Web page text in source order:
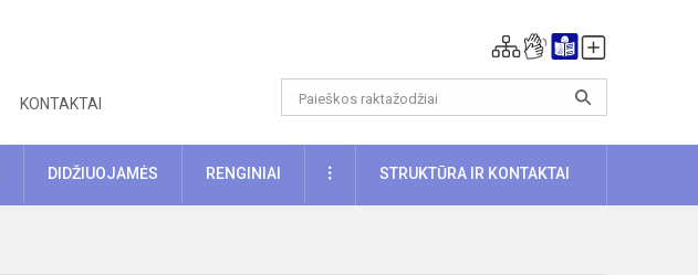
KONTAKTAI
DIDŽIUOJAMĖS RENGINIAI DAUGIAUSTRUKTŪRA IR KONTAKTAI